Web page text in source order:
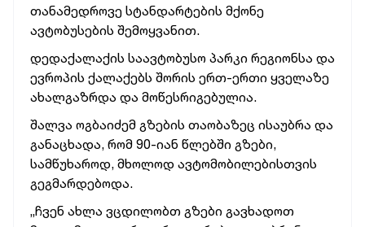
თანამედროვე სტანდარტების მქონე
ავტობუსების შემოყვანით.
დედაქალაქის საავტობუსო პარკი რეგიონსა და
ევროპის ქალაქებს შორის ერთ-ერთი ყველაზე
ახალგაზრდა და მოწესრიგებულია.
შალვა ოგბაიძემ გზების თაობაზეც ისაუბრა და
განაცხადა, რომ 90-იან წლებში გზები,
სამწუხაროდ, მხოლოდ ავტომობილებისთვის
გეგმარდებოდა.
„ჩვენ ახლა ვცდილობთ გზები გავხადოთ